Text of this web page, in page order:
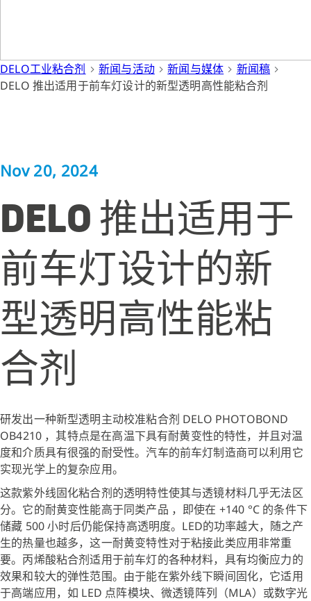
DELO工业粘合剂 新闻与活动 新闻与媒体
新闻稿
DELO 推出适用于前车灯设计的新型透明高性能粘合剂
Nov 20, 2024
DELO 推出适用于
前车灯设计的新
型透明高性能粘
合剂
研发出一种新型透明主动校准粘合剂 DELO PHOTOBOND
OB4210 ，其特点是在高温下具有耐黄变性的特性，并且对温
度和介质具有很强的耐受性。汽车的前车灯制造商可以利用它
实现光学上的复杂应用。
这款紫外线固化粘合剂的透明特性使其与透镜材料几乎无法区
分。它的耐黄变性能高于同类产品 ，即使在 +140 °C 的条件下
储藏 500 小时后仍能保持高透明度。LED的功率越大，随之产
生的热量也越多，这一耐黄变特性对于粘接此类应用非常重
要。丙烯酸粘合剂适用于前车灯的各种材料，具有均衡应力的
效果和较大的弹性范围。由于能在紫外线下瞬间固化，它适用
于高端应用，如 LED 点阵模块、微透镜阵列（MLA）或数字光